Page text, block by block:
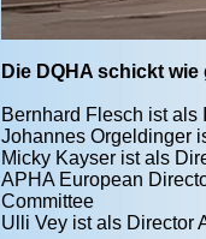
Die DQHA schickt
Bernhard Flesch ist als
Johannes Orgeldinger
Micky Kayser ist als
APHA European
Committee
Ulli Vey ist als Director